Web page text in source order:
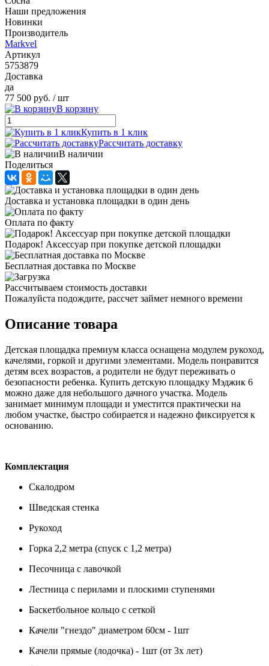
Наши предложения
Новинки
Производитель
Markvel
Артикул
5753879
Доставка
да
77 500 руб. / шт
В корзину
Купить в 1 клик
Рассчитать доставку
В наличии
Поделиться
Доставка и установка площадки в один день
Оплата по факту
Подарок! Аксессуар при покупке детской площадки
Бесплатная доставка по Москве
Рассчитываем стоимость доставки
Пожалуйста подождите, рассчет займет немного времени
Описание товара
Детская площадка премиум класса оснащена модулем рукоход,
качелями, горкой и другими элементами. Модель понравится
детям всех возрастов, а родители не будут переживать о
безопасности ребенка. Купить детскую площадку Мэджик 6
можно даже для небольшого дачного участка. Модель
занимает минимум площади и уместится практически на
любом участке, быстро собирается и надежно фиксируется к
основанию.
Комплектация
Скалодром
Шведская стенка
Рукоход
Горка 2,2 метра (спуск с 1,2 метра)
Песочница с лавочкой
Лестница с перилами и плоскими ступенями
Баскетбольное кольцо с сеткой
Качели "гнездо" диаметром 60см - 1шт
Качели прямые (лодочка) - 1шт (от 3х лет)